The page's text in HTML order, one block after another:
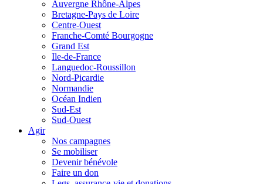
Auvergne Rhône-Alpes
Bretagne-Pays de Loire
Centre-Ouest
Franche-Comté Bourgogne
Grand Est
Ile-de-France
Languedoc-Roussillon
Nord-Picardie
Normandie
Océan Indien
Sud-Est
Sud-Ouest
Agir
Nos campagnes
Se mobiliser
Devenir bénévole
Faire un don